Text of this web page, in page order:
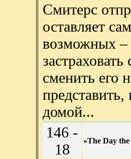
Смитерс
оставляет
возможных –
сменить его
домой...
146 -
18
«The Day